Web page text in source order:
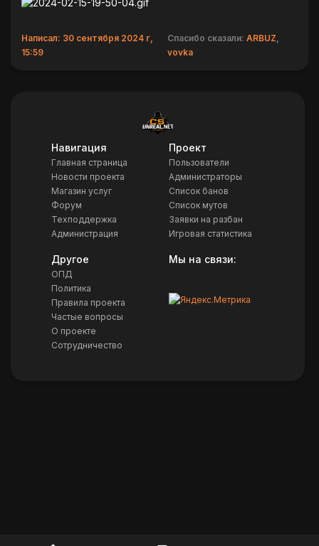
Написал: 30 сентября 2024 г,
15:59
Спасибо сказали: ARBUZ
vovka
Навигация
Главная страница
Новости проекта
Магазин услуг
Форум
Техподдержка
Администрация
Проект
Пользователи
Администраторы
Список банов
Список мутов
Заявки на разбан
Игровая статистика
Другое
ОПД
Политика
Правила проекта
Частые вопросы
О проекте
Сотрудничество
Мы на связи: